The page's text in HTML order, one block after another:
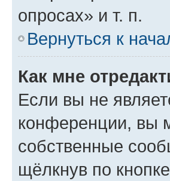
опросах» и т. п.
Вернуться к
Как мне
Если вы не
конференции, вы
собственные
щёлкнув по кнопке